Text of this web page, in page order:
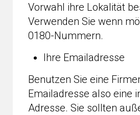
Vorwahl ihre Lokalität
Verwenden Sie wenn
0180-Nummern.
Ihre Emailadresse
Benutzen Sie eine
Emailadresse also eine
Adresse. Sie sollten